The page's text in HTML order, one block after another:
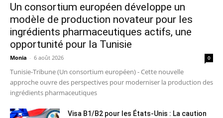
Un consortium européen développe un
modèle de production novateur pour les
ingrédients pharmaceutiques actifs, une
opportunité pour la Tunisie
Monia - 6 août 2026 0
Tunisie-Tribune (Un consortium européen) - Cette nouvelle
approche ouvre des perspectives pour moderniser la production des
ingrédients pharmaceutiques
Visa B1/B2 pour les États-Unis : La caution